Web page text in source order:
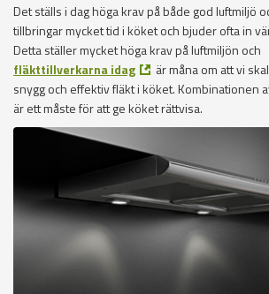
Det ställs i dag höga krav på både god luftmiljö
tillbringar mycket tid i köket och bjuder ofta in
Detta ställer mycket höga krav på luftmiljön och
fläkttillverkarna idag
är måna om att vi
snygg och effektiv fläkt i köket. Kombinationen
är ett måste för att ge köket rättvisa.